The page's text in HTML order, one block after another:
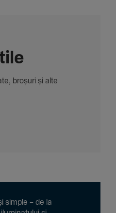
broșuri și alte
simple – de la